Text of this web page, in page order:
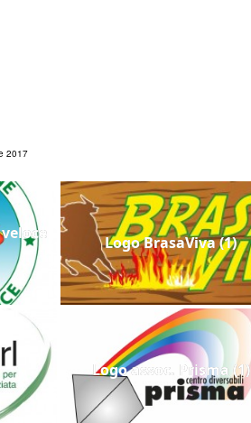
2017
Logo BrasaViva (1)
Logo assoc. Prisma (1)